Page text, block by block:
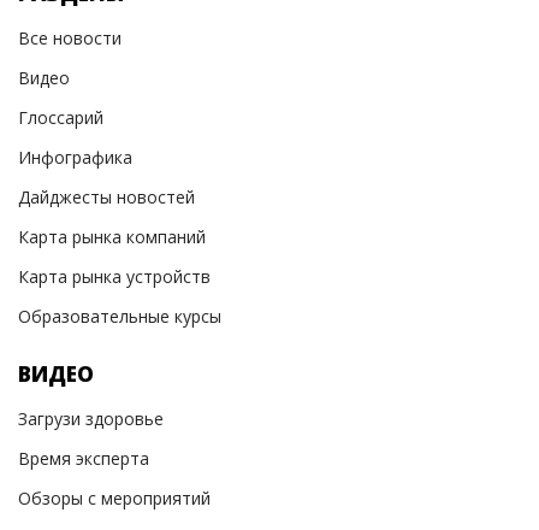
Все новости
Видео
Глоссарий
Инфографика
Дайджесты новостей
Карта рынка компаний
Карта рынка устройств
Образовательные курсы
ВИДЕО
Загрузи здоровье
Время эксперта
Обзоры с мероприятий